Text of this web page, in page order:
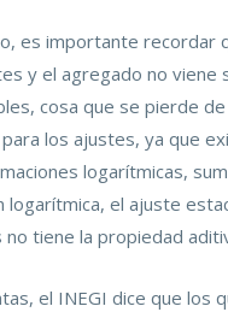
es importante recordar
y el agregado no viene
cosa que se pierde
los ajustes, ya que
logarítmicas,
logarítmica, el ajuste
tiene la propiedad
el INEGI dice que los